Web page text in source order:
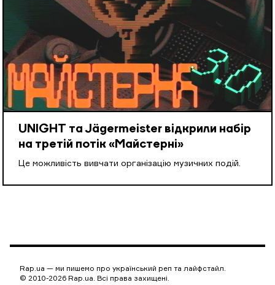
UNIGHT та Jägermeister відкрили набір
на третій потік «Майстерні»
Це можливість вивчати організацію музичних подій.
Rap.ua — ми пишемо про український реп та лайфстайл.
© 2010-2026 Rap.ua. Всі права захищені.